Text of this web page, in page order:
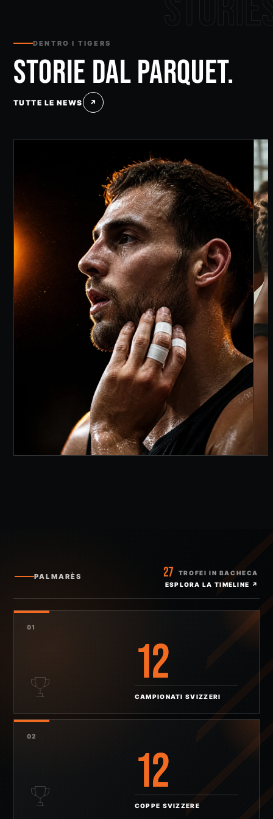
DENTRO I TIGERS
STORIE DAL PARQUET.
TUTTE LE NEWS ↗
STAGIONE COMINCIA
QUI
Lugano, il parquet e una storia che continua a
PALMARÈS 27
TROFEI IN BACHECA
ESPLORA LA TIMELINE ↗
01
12
CAMPIONATI SVIZZERI
02
12
COPPE SVIZZERE